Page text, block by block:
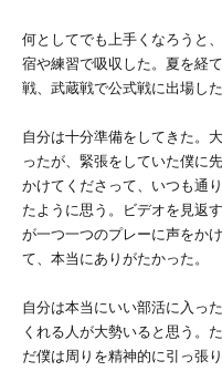
何としてでも上手くなろうと
宿や練習で吸収した。夏を経
戦、武蔵戦で公式戦に出場した
自分は十分準備をしてきた。
ったが、緊張をしていた僕に
かけてくださって、いつも通
たように思う。ビデオを見返
が一つ一つのプレーに声をか
て、本当にありがたかった。
自分は本当にいい部活に入っ
くれる人が大勢いると思う。
だ僕は周りを精神的に引っ張